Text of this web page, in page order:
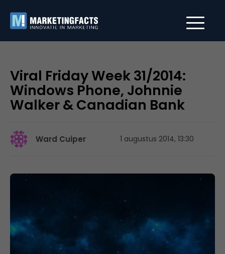
Viral Friday Week 31/2014:
Windows Phone, Johnnie
Walker & Canadian Bank
Ward Cuiper 1 augustus 2014, 13:30